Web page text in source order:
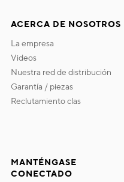
ACERCA DE NOSOTROS
la empresa
videos
nuestra red de distribución
garantía / piezas
reclutamiento clas
MANTÉNGASE
CONECTADO